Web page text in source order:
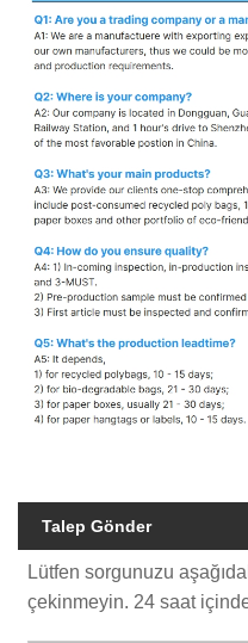
Talep Gönder
Lütfen sorgunuzu
çekinmeyin. 24 saat